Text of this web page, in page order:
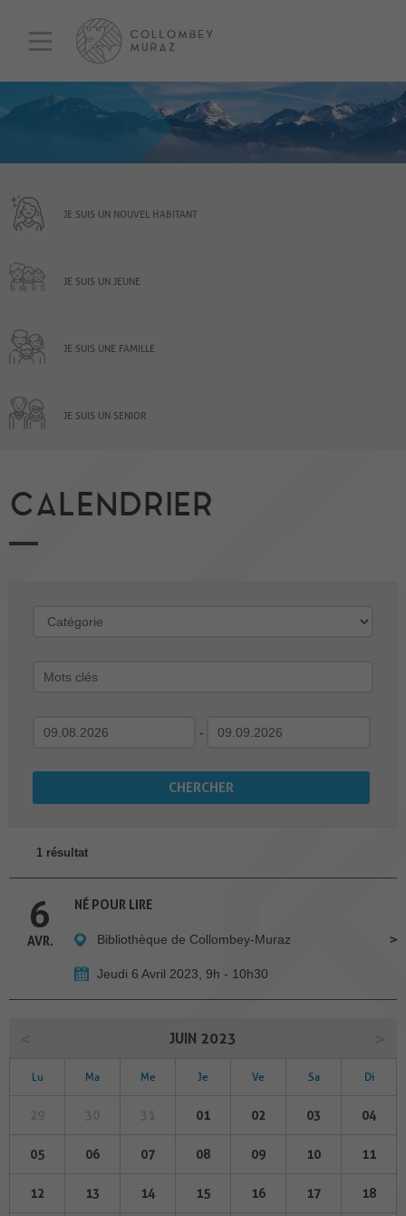
JE SUIS UN NOUVEL HABITANT
JE SUIS UN JEUNE
JE SUIS UNE FAMILLE
JE SUIS UN SENIOR
CALENDRIER
-
1 résultat
6
AVR.
NÉ POUR LIRE
Bibliothèque de Collombey-Muraz
Jeudi 6 Avril 2023, 9h - 10h30
JUIN 2023
Lu Ma Me Je Ve Sa Di
01 02 03 04
05 06 07 08 09 10 11
12 13 14 15 16 17 18